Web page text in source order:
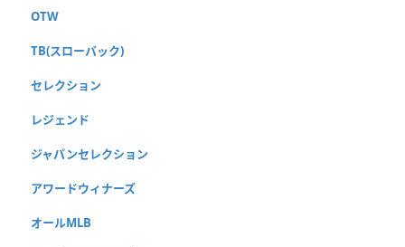
OTW
TB(スローバック)
セレクション
レジェンド
ジャパンセレクション
アワードウィナーズ
オールMLB